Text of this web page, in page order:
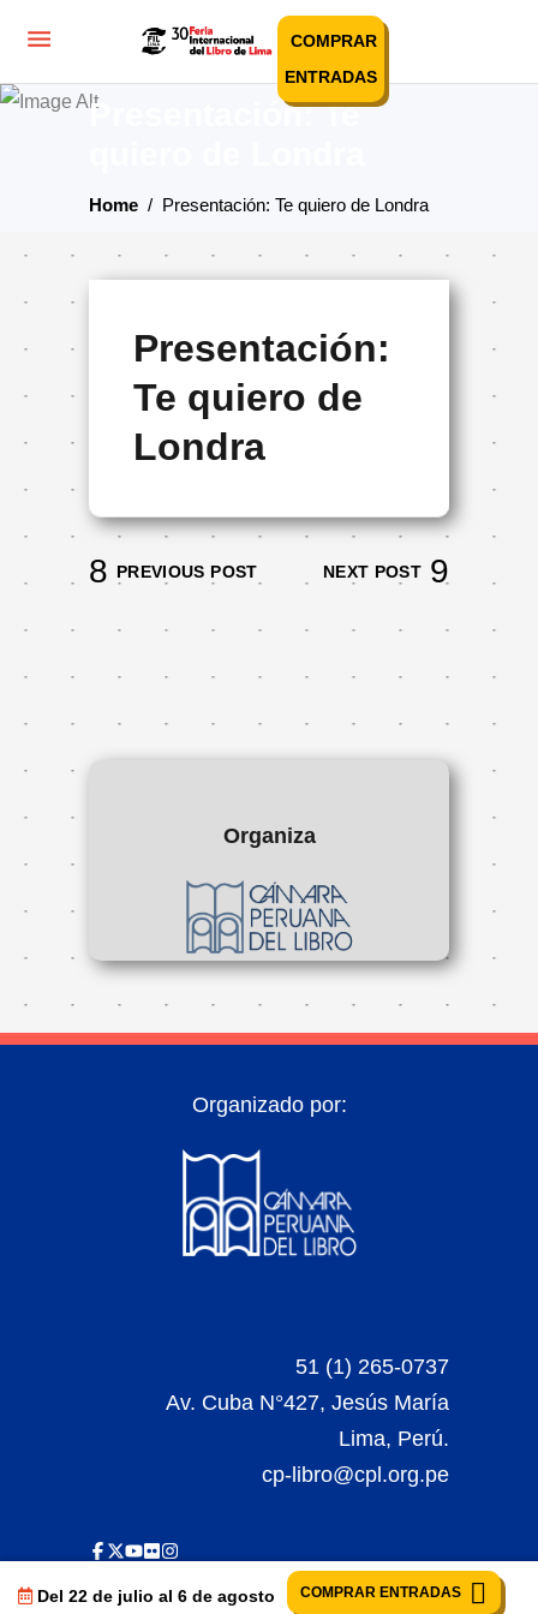
COMPRAR
ENTRADAS
Presentación: Te
Home / Presentación: Te quiero de Londra
Presentación:
Te quiero de
Londra
PREVIOUS POST NEXT POST
Organiza
Organizado por:
Del 22 de julio al 6 de agosto COMPRAR ENTRADAS
51 (1) 265-0737
Av. Cuba N°427, Jesús María
Lima, Perú.
cp-libro@cpl.org.pe